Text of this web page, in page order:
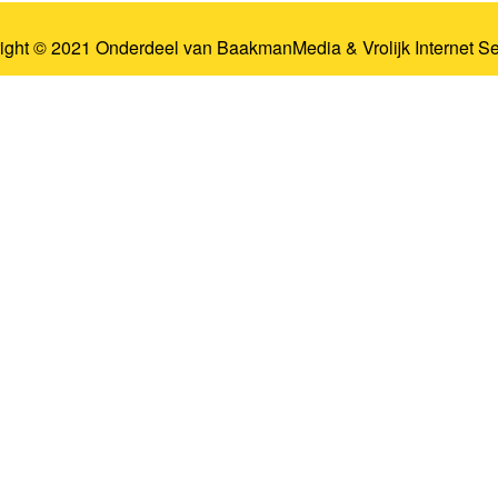
© 2021 Onderdeel van BaakmanMedia& Vrolijk Internet